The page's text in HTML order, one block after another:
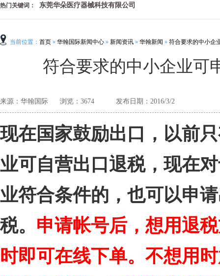
热门关键词： 东莞华朵医疗器械科技有限公司
当前位置 ： 首页 » 华翰国际新闻中心 » 新闻资讯 » 华翰新闻 » 符合要求的中小企
符合要求的中小企业可
来源：华翰国际 浏览： 3674 发布日期：2016/3/2
现在国家鼓励出口，以前
业可自营出口退税，现在
业符合条件的，也可以申
税。 申请帐号后，想用退
时即可在线下单。不想用